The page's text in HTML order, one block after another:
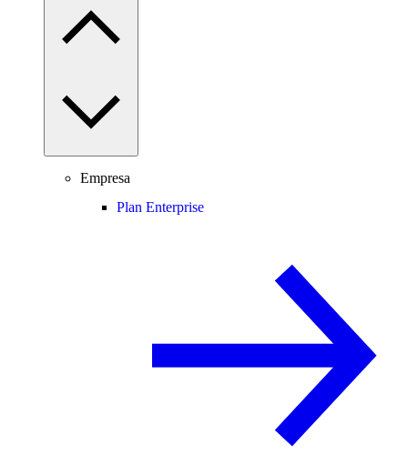
Empresa
Plan Enterprise